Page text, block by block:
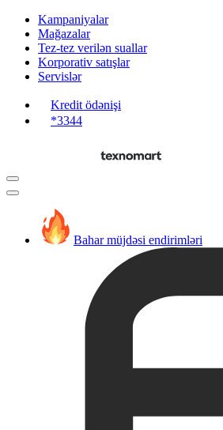
Kampaniyalar
Mağazalar
Tez-tez verilən suallar
Korporativ satışlar
Servislər
Kredit ödənişi
*3344
Bahar müjdəsi endirimləri